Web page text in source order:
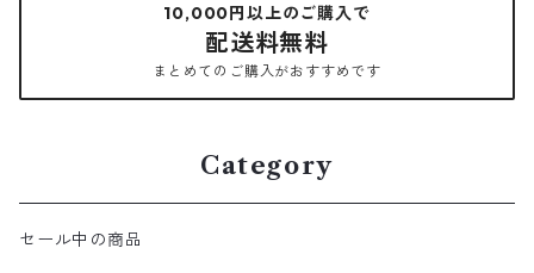
10,000円以上のご購入で
配送料無料
まとめてのご購入がおすすめです
Category
セール中の商品